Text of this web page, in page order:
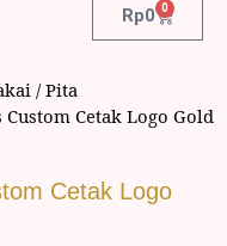
Rp0 0
/Pita
Cetak Logo Gold
Cetak Logo